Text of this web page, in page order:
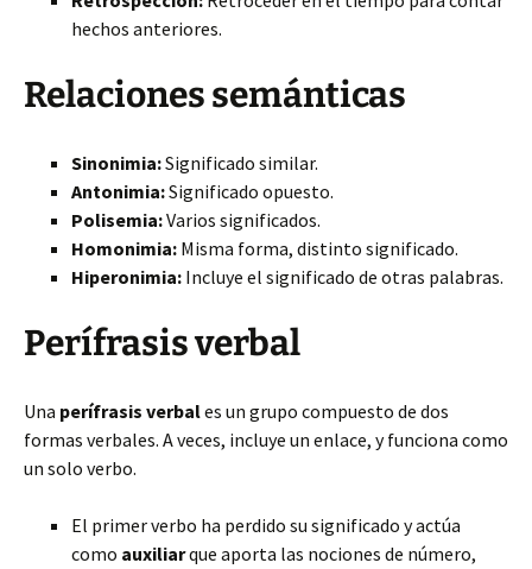
hechos anteriores.
Relaciones semánticas
Sinonimia:Significado similar.
Antonimia:Significado opuesto.
Polisemia:Varios significados.
Homonimia: Misma forma, distinto significado.
Hiperonimia: Incluye el significado de otras palabras.
Perífrasis verbal
Una perífrasis verbales un grupo compuesto de dos
formas verbales. A veces, incluye un enlace, y funciona como
un solo verbo.
El primer verbo ha perdido su significado y actúa
como auxiliarque aporta las nociones de número,